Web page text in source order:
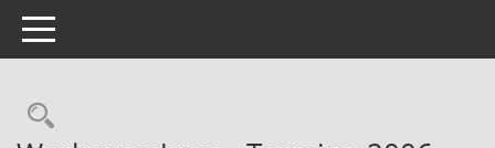
Toggle navigation
Rechercheauswahl